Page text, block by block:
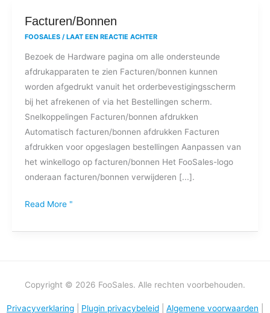
Facturen/Bonnen
FOOSALES / LAAT EEN REACTIE ACHTER
Bezoek de Hardware pagina om alle ondersteunde
afdrukapparaten te zien Facturen/bonnen kunnen
worden afgedrukt vanuit het orderbevestigingsscherm
bij het afrekenen of via het Bestellingen scherm.
Snelkoppelingen Facturen/bonnen afdrukken
Automatisch facturen/bonnen afdrukken Facturen
afdrukken voor opgeslagen bestellingen Aanpassen van
het winkellogo op facturen/bonnen Het FooSales-logo
onderaan facturen/bonnen verwijderen [...].
Facturen/Bonnen
Read More "
Copyright © 2026 FooSales. Alle rechten voorbehouden.
Privacyverklaring Plugin privacybeleid Algemene voorwaarden